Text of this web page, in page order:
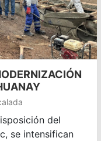
del
se intensifican